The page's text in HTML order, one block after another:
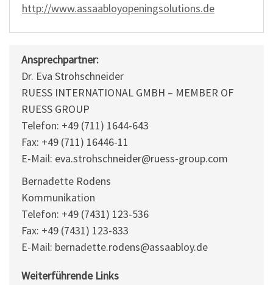
http://www.assaabloyopeningsolutions.de
Ansprechpartner:
Dr. Eva Strohschneider
RUESS INTERNATIONAL GMBH – MEMBER OF
RUESS GROUP
Telefon: +49 (711) 1644-643
Fax: +49 (711) 16446-11
E-Mail: eva.strohschneider@ruess-group.com
Bernadette Rodens
Kommunikation
Telefon: +49 (7431) 123-536
Fax: +49 (7431) 123-833
E-Mail: bernadette.rodens@assaabloy.de
Weiterführende Links